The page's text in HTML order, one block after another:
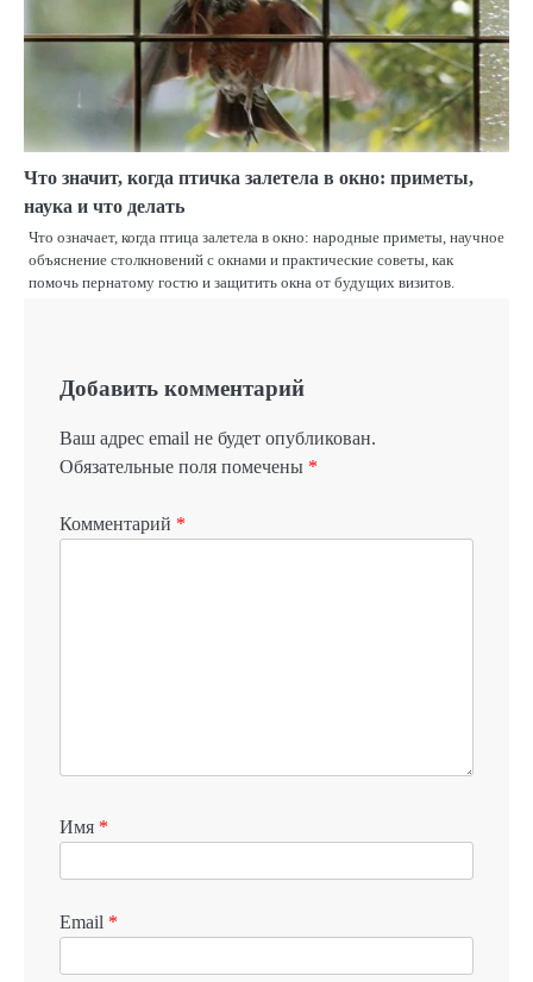
Что значит, когда птичка залетела в окно: приметы,
наука и что делать
Что означает, когда птица залетела в окно: народные приметы, научное
объяснение столкновений с окнами и практические советы, как
помочь пернатому гостю и защитить окна от будущих визитов.
Добавить комментарий
Ваш адрес email не будет опубликован.
Обязательные поля помечены *
Комментарий *
Имя *
Email *